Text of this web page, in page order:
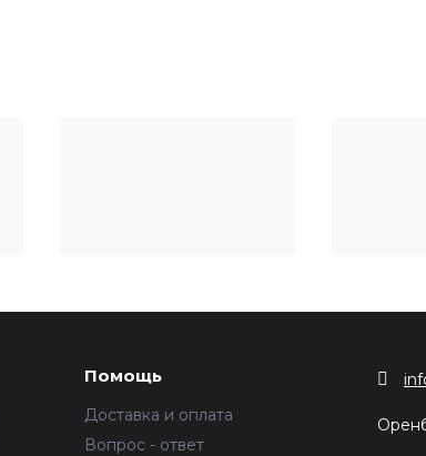
Помощь
Доставка и оплата
Вопрос - ответ